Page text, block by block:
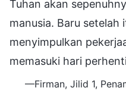
Tuhan akan
manusia. Baru setelah
menyimpulkan
memasuki hari
—Firman, Jilid 1,